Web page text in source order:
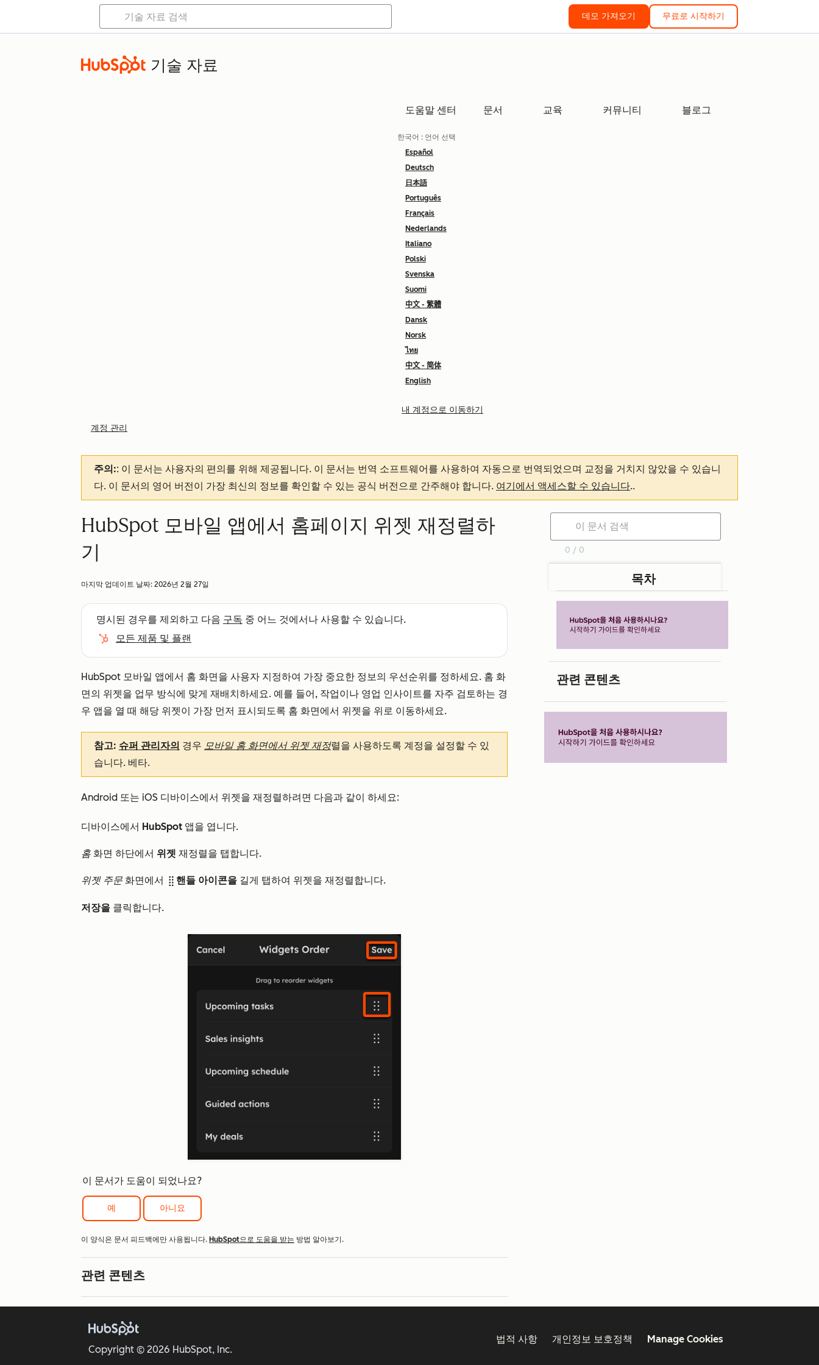
데모 가져오기 무료로 시작하기
기술 자료
도움말 센터 문서 교육 커뮤니티 블로그
한국어 : 언어 선택
Español
Deutsch
日本語
Português
Français
Nederlands
Italiano
Polski
Svenska
Suomi
中文 - 繁體
Dansk
Norsk
ไทย
中文 - 简体
English
내 계정으로 이동하기
계정 관리
주의:: 이 문서는 사용자의 편의를 위해 제공됩니다. 이 문서는 번역 소프트웨어를 사용하여 자동으로 번역되었으며 교정을 거치지 않았을 수 있습니
다. 이 문서의 영어 버전이 가장 최신의 정보를 확인할 수 있는 공식 버전으로 간주해야 합니다. 여기에서 액세스할 수 있습니다..
HubSpot 모바일 앱에서 홈페이지 위젯 재정렬하
기
마지막 업데이트 날짜: 2026년 2월 27일
명시된 경우를 제외하고 다음 구독 중 어느 것에서나 사용할 수 있습니다.
모든 제품 및 플랜
HubSpot 모바일 앱에서 홈 화면을 사용자 지정하여 가장 중요한 정보의 우선순위를 정하세요. 홈 화
면의 위젯을 업무 방식에 맞게 재배치하세요. 예를 들어, 작업이나 영업 인사이트를 자주 검토하는 경
우 앱을 열 때 해당 위젯이 가장 먼저 표시되도록 홈 화면에서 위젯을 위로 이동하세요.
참고: 슈퍼 관리자의 경우 모바일 홈 화면에서 위젯 재정렬을 사용하도록 계정을 설정할 수 있
습니다. 베타.
Android 또는 iOS 디바이스에서 위젯을 재정렬하려면 다음과 같이 하세요:
디바이스에서 HubSpot 앱을 엽니다.
홈화면 하단에서 위젯 재정렬을 탭합니다.
위젯 주문 화면에서 dragHandleIcon 핸들 아이콘을 길게 탭하여 위젯을 재정렬합니다.
저장을 클릭합니다.
이 문서가 도움이 되었나요?
예 아니요
이 양식은 문서 피드백에만 사용됩니다. HubSpot으로 도움을 받는 방법 알아보기.
관련 콘텐츠
0 / 0
목차
관련 콘텐츠
Copyright © 2026 HubSpot, Inc.
법적 사항 개인정보 보호정책 Manage Cookies